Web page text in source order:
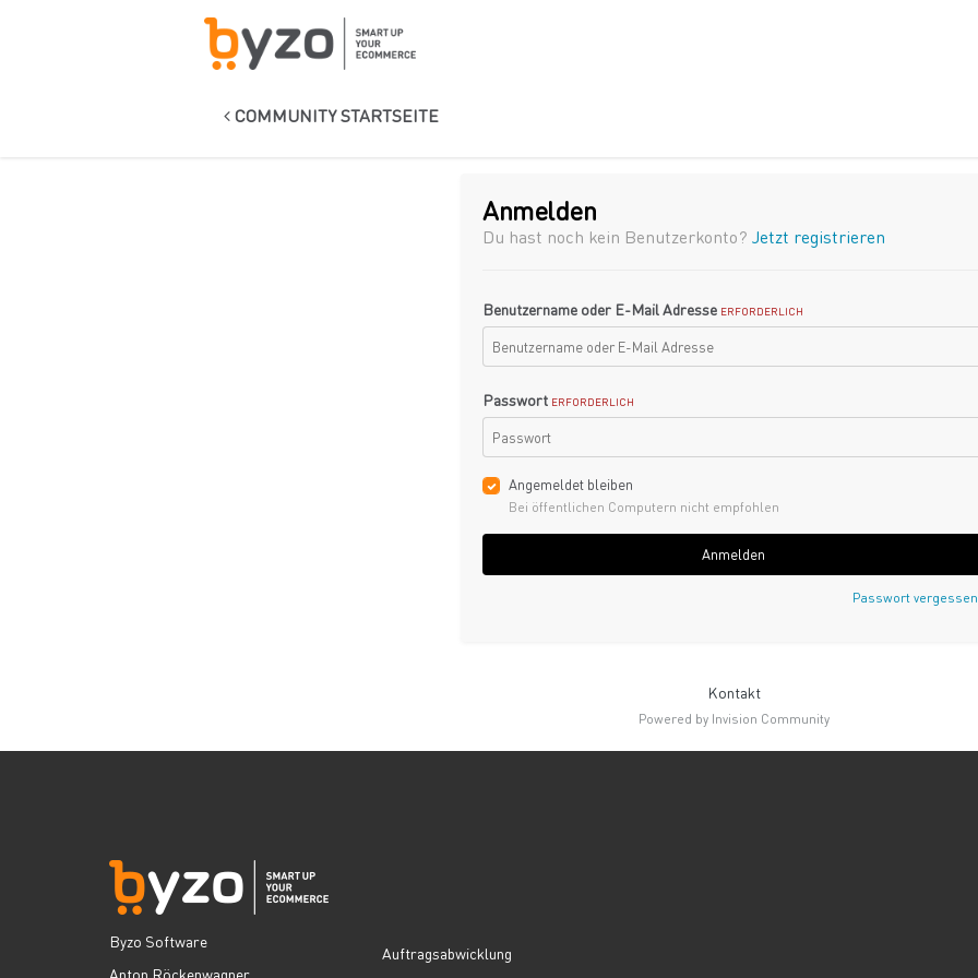
COMMUNITY STARTSEITE
Anmelden
Du hast noch kein Benutzerkonto? Jetzt registrieren
Benutzername oder E-Mail Adresse ERFORDERLICH
Passwort ERFORDERLICH
Angemeldet bleiben
Bei öffentlichen Computern nicht empfohlen
Anmelden
Passwort
Kontakt
Powered by Invision Community
Byzo Software
Anton Röckenwagner
Auftragsabwicklung